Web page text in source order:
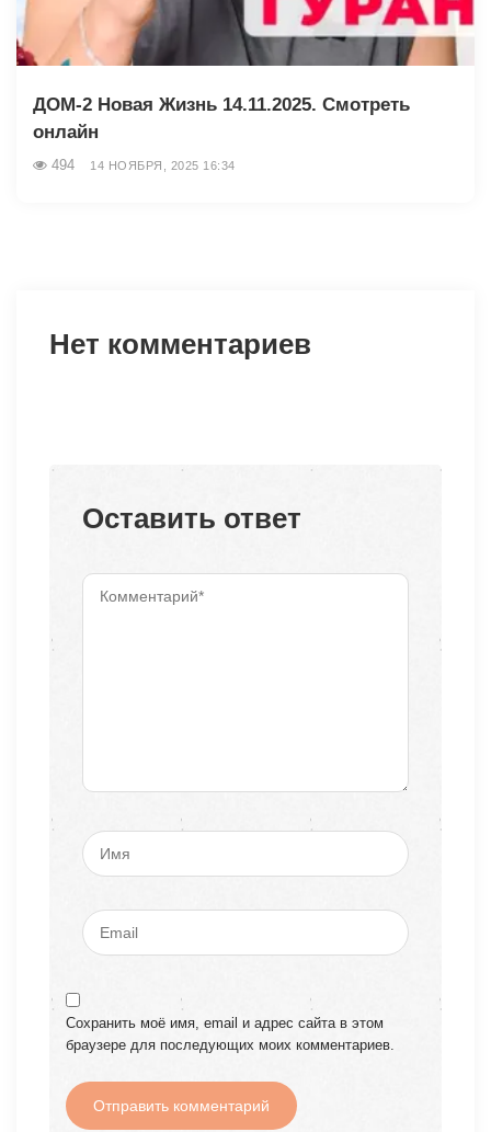
ДОМ-2 Новая Жизнь 14.11.2025. Смотреть
онлайн
494 14 НОЯБРЯ, 2025 16:34
Нет комментариев
Оставить ответ
Сохранить моё имя, email и адрес сайта в этом
браузере для последующих моих комментариев.